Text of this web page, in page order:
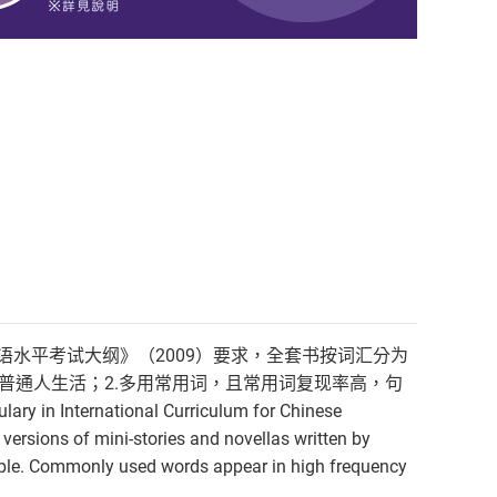
平考试大纲》（2009）要求，全套书按词汇分为
通人生活；2.多用常用词，且常用词复现率高，句
in International Curriculum for Chinese
of mini-stories and novellas written by
Commonly used words appear in high frequency